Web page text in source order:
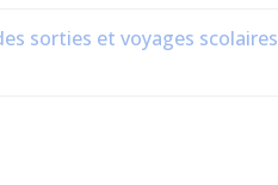
sorties et voyages scolaires